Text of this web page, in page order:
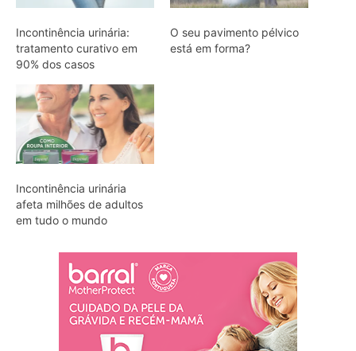
Incontinência urinária:
tratamento curativo em
90% dos casos
O seu pavimento pélvico
está em forma?
Incontinência urinária
afeta milhões de adultos
em tudo o mundo